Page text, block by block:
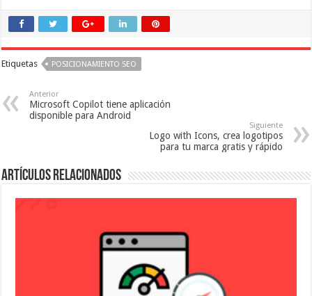
Etiquetas POSICIONAMIENTO SEO
Anterior
Microsoft Copilot tiene aplicación
disponible para Android
Siguiente
Logo with Icons, crea logotipos
para tu marca gratis y rápido
Artículos relacionados